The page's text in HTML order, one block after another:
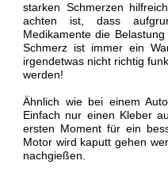
starken Schmerzen
achten ist, dass
Medikamente die Belastung
Schmerz ist immer ein
irgendetwas nicht richtig
werden!
Ähnlich wie bei einem
Einfach nur einen Kleber
ersten Moment für ein
Motor wird kaputt gehen
nachgießen.